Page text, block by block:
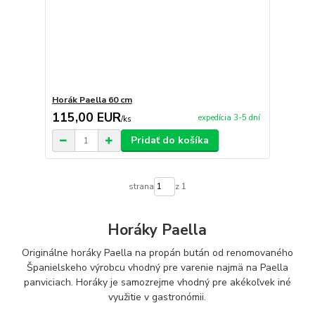
Horák Paella 60 cm
115,00 EUR/ks expedícia 3-5 dní
Pridať do košíka
strana z 1
Horáky Paella
Originálne horáky Paella na propán bután od renomovaného
Španielskeho výrobcu vhodný pre varenie najmä na Paella
panviciach. Horáky je samozrejme vhodný pre akékoľvek iné
využitie v gastronómii.